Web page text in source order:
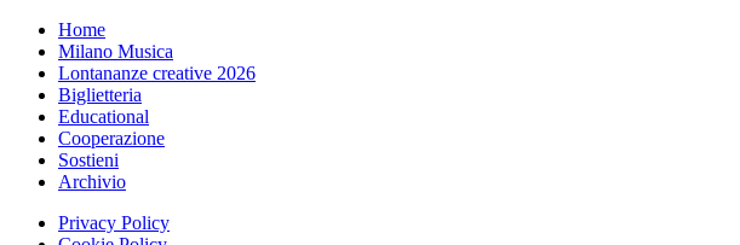
Home
Milano Musica
Lontananze creative 2026
Biglietteria
Educational
Cooperazione
Sostieni
Archivio
Privacy Policy